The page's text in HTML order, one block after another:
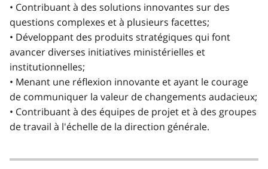
• Contribuant à des solutions innovantes sur des
questions complexes et à plusieurs facettes;
• Développant des produits stratégiques qui font
avancer diverses initiatives ministérielles et
institutionnelles;
• Menant une réflexion innovante et ayant le courage
de communiquer la valeur de changements audacieux;
• Contribuant à des équipes de projet et à des groupes
de travail à l'échelle de la direction générale.